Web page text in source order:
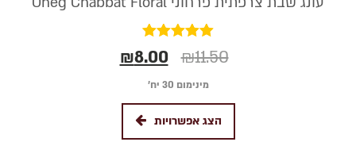
5.00
₪11.50
₪8.00
מינימום 30 יח׳
הצג אפשרויות